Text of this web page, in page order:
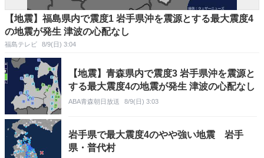
【地震】福島県内で震度1 岩手県沖を震源とする最大震度4
の地震が発生 津波の心配なし
福島テレビ 8/9(日) 3:04
【地震】青森県内で震度3 岩手県沖を震源と
する最大震度4の地震が発生 津波の心配なし
ABA青森朝日放送 8/9(日) 3:03
岩手県で最大震度4のやや強い地震 岩手
県・普代村